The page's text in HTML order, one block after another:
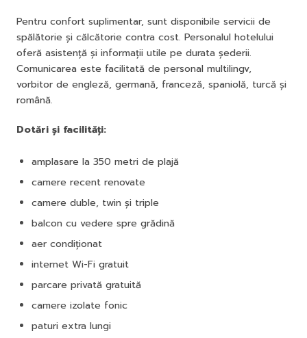
Pentru confort suplimentar, sunt disponibile servicii de
spălătorie și călcătorie contra cost. Personalul hotelului
oferă asistență și informații utile pe durata șederii.
Comunicarea este facilitată de personal multilingv,
vorbitor de engleză, germană, franceză, spaniolă, turcă și
română.
Dotări și facilități:
amplasare la 350 metri de plajă
camere recent renovate
camere duble, twin și triple
balcon cu vedere spre grădină
aer condiționat
internet Wi-Fi gratuit
parcare privată gratuită
camere izolate fonic
paturi extra lungi